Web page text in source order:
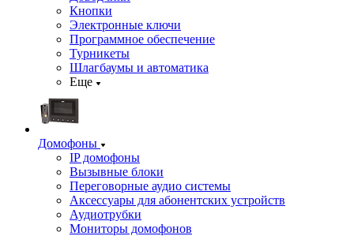
Кнопки
Электронные ключи
Программное обеспечение
Турникеты
Шлагбаумы и автоматика
Еще
Домофоны
IP домофоны
Вызывные блоки
Переговорные аудио системы
Аксессуары для абонентских устройств
Аудиотрубки
Мониторы домофонов